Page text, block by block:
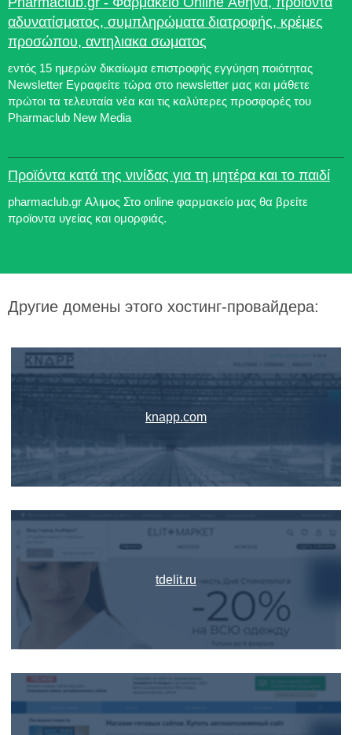
αδυνατίσματος, συμπληρώματα διατροφής, κρέμες
προσώπου, αντηλιακα σωματος
εντός 15 ημερών δικαίωμα επιστροφής εγγύηση ποιότητας
Newsletter Εγραφείτε τώρα στο newsletter μας και μάθετε
πρώτοι τα τελευταία νέα και τις καλύτερες προσφορές του
Pharmaclub New Media
Προϊόντα κατά της νινίδας για τη μητέρα και το παιδί
pharmaclub.gr Αλιμος Στο online φαρμακείο μας θα βρείτε
προϊοντα υγείας και ομορφιάς.
Другие домены этого хостинг-провайдера:
knapp.com
tdelit.ru